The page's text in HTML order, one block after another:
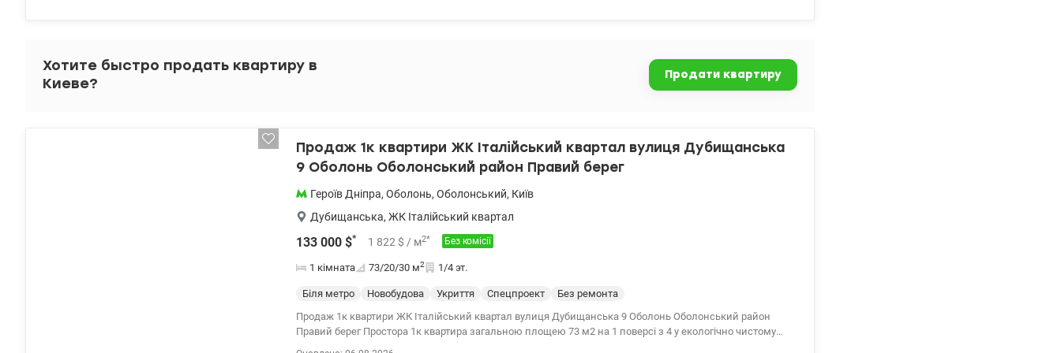
Хотите быстро продать квартиру в
Киеве?
Продати квартиру
Продаж 1к квартири ЖК Італійський квартал вулиця Дубищанська
9 Оболонь Оболонський район Правий берег
Героїв Дніпра, Оболонь, Оболонський, Київ
Дубищанська, ЖК Італійський квартал
133 000 $* 1 822 $ / м2* Без комісії
1 кімната 73/20/30 м2 1/4 эт.
Біля метро Новобудова Укриття Спецпроект
Без ремонта
Продаж 1к квартири ЖК Італійський квартал вулиця Дубищанська 9 Оболонь Оболонський район
Правий берег Простора 1к квартира загальною площею 73 м2 на 1 поверсі з 4 у екологічно чистому